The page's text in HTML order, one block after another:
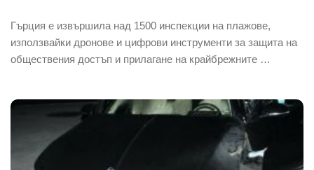
Гърция е извършила над 1500 инспекции на плажове,
използвайки дронове и цифрови инструменти за защита на
обществения достъп и прилагане на крайбрежните …